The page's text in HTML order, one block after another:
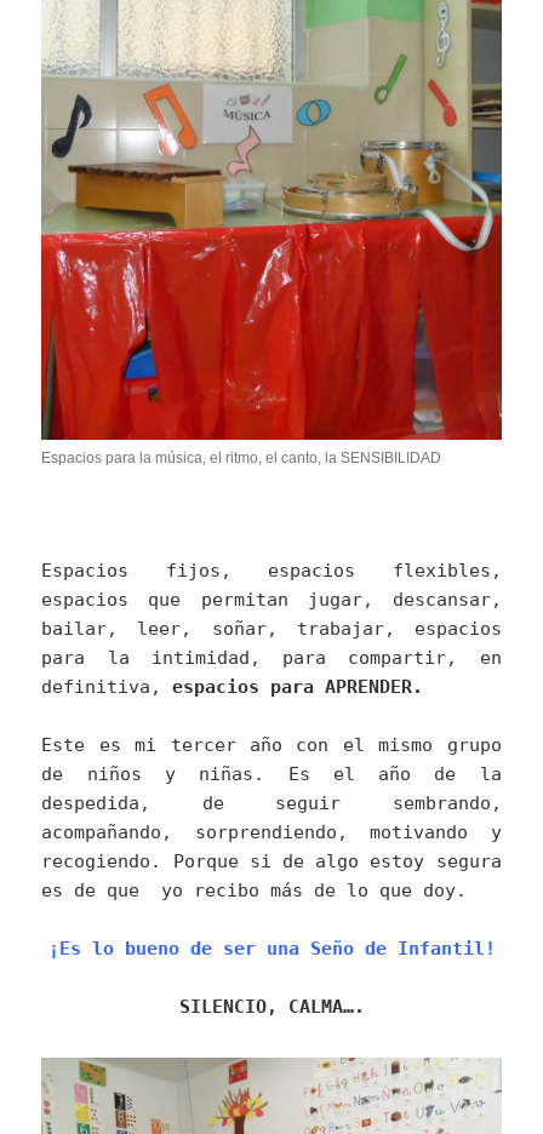
Espacios para la música, el ritmo, el canto, la SENSIBILIDAD
Espacios fijos, espacios flexibles,
espacios que permitan jugar, descansar,
bailar, leer, soñar, trabajar, espacios
para la intimidad, para compartir, en
definitiva,espacios para APRENDER.
Este es mi tercer año con el mismo grupo
de niños y niñas. Es el año de la
despedida, de seguir sembrando,
acompañando, sorprendiendo, motivando y
recogiendo. Porque si de algo estoy segura
es de que yo recibo más de lo que doy.
¡Es lo bueno de ser una Seño de Infantil!
SILENCIO, CALMA….